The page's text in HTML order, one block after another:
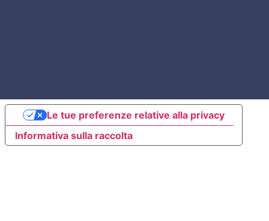
Informativa sulla raccolta
Le tue preferenze relative alla privacy